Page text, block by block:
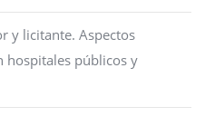
y licitante. Aspectos
hospitales públicos y